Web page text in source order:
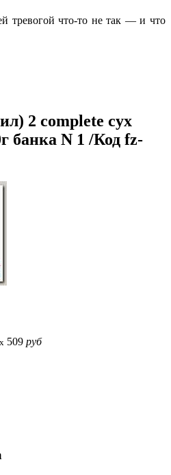
тревогой что-то не так — и что
2 complete сух
банка N 1 /Код fz-
x 509 руб